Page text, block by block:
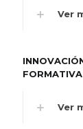
Ver
Ver